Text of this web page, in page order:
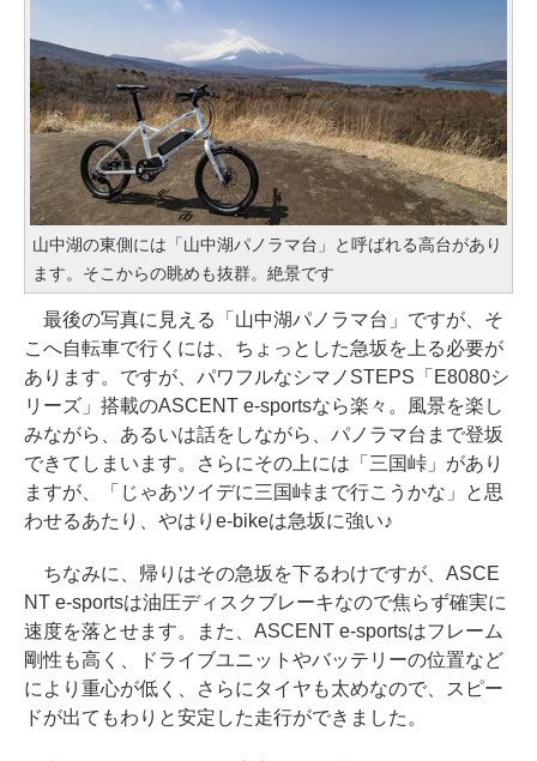
山中湖の東側には「山中湖パノラマ台」と呼ばれる高台があり
ます。そこからの眺めも抜群。絶景です
最後の写真に見える「山中湖パノラマ台」ですが、そ
こへ自転車で行くには、ちょっとした急坂を上る必要が
あります。ですが、パワフルなシマノSTEPS「E8080シ
リーズ」搭載のASCENT e-sportsなら楽々。風景を楽し
みながら、あるいは話をしながら、パノラマ台まで登坂
できてしまいます。さらにその上には「三国峠」があり
ますが、「じゃあツイデに三国峠まで行こうかな」と思
わせるあたり、やはりe-bikeは急坂に強い♪
ちなみに、帰りはその急坂を下るわけですが、ASCE
NT e-sportsは油圧ディスクブレーキなので焦らず確実に
速度を落とせます。また、ASCENT e-sportsはフレーム
剛性も高く、ドライブユニットやバッテリーの位置など
により重心が低く、さらにタイヤも太めなので、スピー
ドが出てもわりと安定した走行ができました。